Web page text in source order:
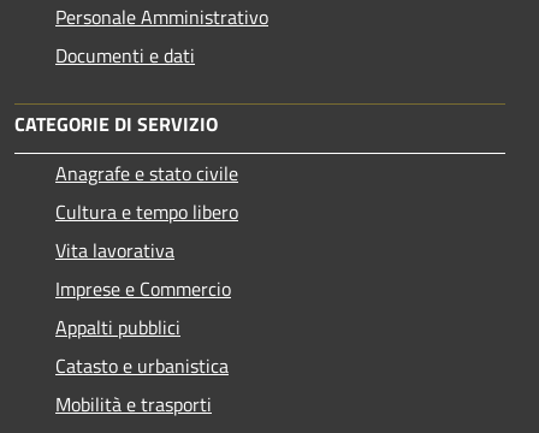
Personale Amministrativo
Documenti e dati
CATEGORIE DI SERVIZIO
Anagrafe e stato civile
Cultura e tempo libero
Vita lavorativa
Imprese e Commercio
Appalti pubblici
Catasto e urbanistica
Mobilità e trasporti